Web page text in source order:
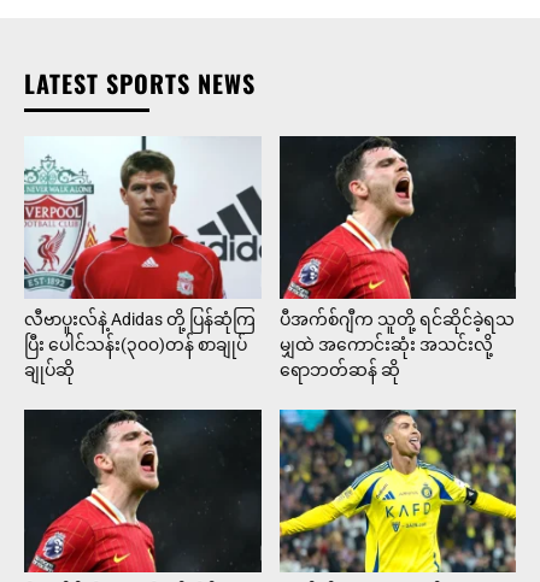
LATEST SPORTS NEWS
လီဗာပူးလ်နဲ့ Adidas တို့ ပြန်ဆုံကြ
ပြီး ပေါင်သန်း(၃၀၀)တန် စာချုပ်
ချုပ်ဆို
ပီအက်စ်ဂျီက သူတို့ ရင်ဆိုင်ခဲ့ရသ
မျှထဲ အကောင်းဆုံး အသင်းလို့
ရောဘတ်ဆန် ဆို